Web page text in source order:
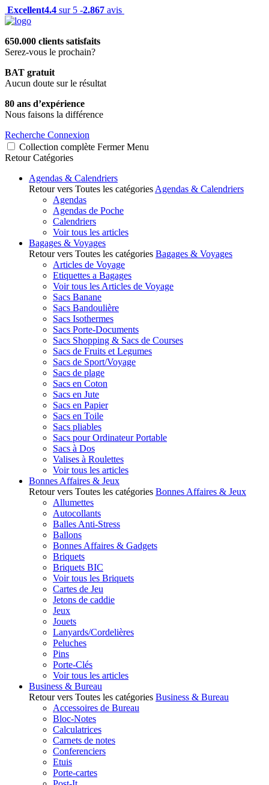
Excellent4.4 sur 5 -2.867 avis
650.000 clients satisfaits
Serez-vous le prochain?
BAT gratuit
Aucun doute sur le résultat
80 ans d’expérience
Nous faisons la différence
Recherche Connexion
Collection complète Fermer Menu
Retour Catégories
Agendas & Calendriers
Retour vers Toutes les catégories Agendas & Calendriers
Agendas
Agendas de Poche
Calendriers
Voir tous les articles
Bagages & Voyages
Retour vers Toutes les catégories Bagages & Voyages
Articles de Voyage
Etiquettes a Bagages
Voir tous les Articles de Voyage
Sacs Banane
Sacs Bandoulière
Sacs Isothermes
Sacs Porte-Documents
Sacs Shopping & Sacs de Courses
Sacs de Fruits et Legumes
Sacs de Sport/Voyage
Sacs de plage
Sacs en Coton
Sacs en Jute
Sacs en Papier
Sacs en Toile
Sacs pliables
Sacs pour Ordinateur Portable
Sacs à Dos
Valises à Roulettes
Voir tous les articles
Bonnes Affaires & Jeux
Retour vers Toutes les catégories Bonnes Affaires & Jeux
Allumettes
Autocollants
Balles Anti-Stress
Ballons
Bonnes Affaires & Gadgets
Briquets
Briquets BIC
Voir tous les Briquets
Cartes de Jeu
Jetons de caddie
Jeux
Jouets
Lanyards/Cordelières
Peluches
Pins
Porte-Clés
Voir tous les articles
Business & Bureau
Retour vers Toutes les catégories Business & Bureau
Accessoires de Bureau
Bloc-Notes
Calculatrices
Carnets de notes
Conferenciers
Etuis
Porte-cartes